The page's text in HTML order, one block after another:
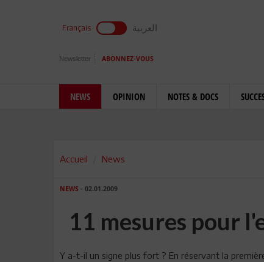
Français العربية
Newsletter ABONNEZ-VOUS
NEWS OPINION NOTES & DOCS
Accueil News
NEWS - 02.01.2009
11 mesures pour
Y a-t-il un signe plus fort ? En réservant la